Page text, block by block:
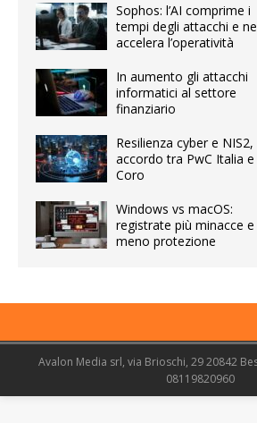
Sophos: l’AI comprime i
tempi degli attacchi e ne
accelera l’operatività
In aumento gli attacchi
informatici al settore
finanziario
Resilienza cyber e NIS2,
accordo tra PwC Italia e
Coro
Windows vs macOS:
registrate più minacce e
meno protezione
Avalon Media srl, via Brioschi, 29 20842
08119820960